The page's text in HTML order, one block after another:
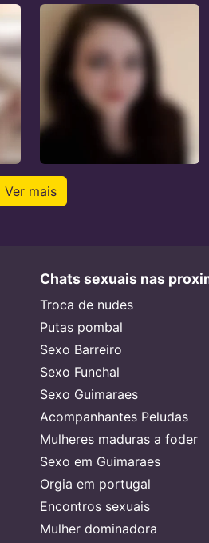
Ver mais
Chats sexuais nas
Troca de nudes
Putas pombal
Sexo Barreiro
Sexo Funchal
Sexo Guimaraes
Acompanhantes Peludas
Mulheres maduras a foder
Sexo em Guimaraes
Orgia em portugal
Encontros sexuais
Mulher dominadora